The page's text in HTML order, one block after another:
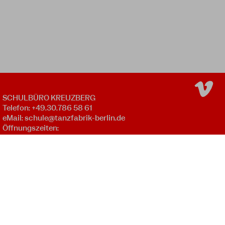
SCHULBÜRO KREUZBERG
Telefon: +49.30.786 58 61
eMail:schule@tanzfabrik-berlin.de
Öffnungszeiten: